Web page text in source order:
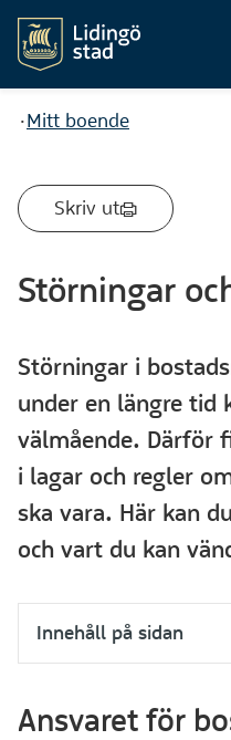
Du är här:
Mitt boende
Skriv ut
Störningar
Störningar i
under en längre tid
välmående. Därför
i lagar och regler
ska vara. Här kan
och vart du kan
Innehåll på sidan
Ansvaret för